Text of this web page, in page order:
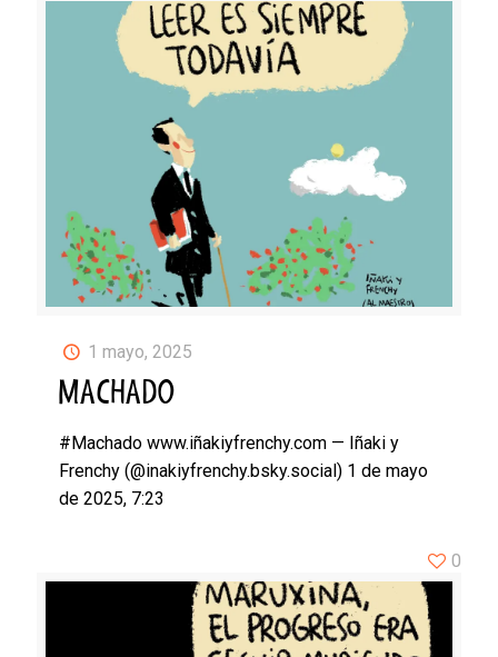
1 mayo, 2025
MACHADO
#Machado www.iñakiyfrenchy.com — Iñaki y
Frenchy (@inakiyfrenchy.bsky.social) 1 de mayo
de 2025, 7:23
0